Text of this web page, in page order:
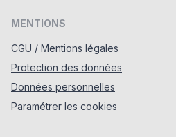
MENTIONS
CGU / Mentions légales
Protection des données
Données personnelles
Paramétrer les cookies